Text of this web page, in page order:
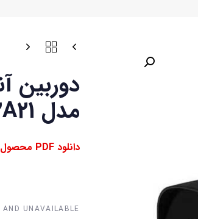
مدل DH-HAC-B2A21
دانلود PDF محصول⇓
UNAVAILABLE.